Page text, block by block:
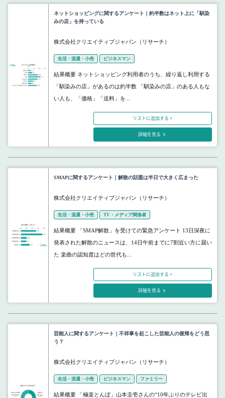
ネットショッピングに関するアンケート｜約半数はネット上に「馴染
みの店」を持っている
株式会社クリエイティブジャパン（リサーチ）
生活・流通・小売 ビジネスマン
結果概要 ネットショッピング利用者のうち、繰り返し利用する
「馴染みの店」があるのは約半数 「馴染みの店」のある人もな
い人も、「価格」「送料」を...
リストに追加する +
詳細を見る
SMAPに関するアンケート｜解散の話題は半日で大きく広まった
株式会社クリエイティブジャパン（リサーチ）
生活・流通・小売 TV・メディア関係者
結果概要 「SMAP解散」を受けての緊急アンケート 13日深夜に
発表された解散のニュースは、14日午前までに7割近い方に届い
た 楽曲の認知度はどの世代も...
リストに追加する +
詳細を見る
芸能人に関するアンケート｜不祥事を起こした芸能人の復帰をどう思
う？
株式会社クリエイティブジャパン（リサーチ）
生活・流通・小売 ビジネスマン ファミリー
結果概要 「極楽とんぼ」山本圭壱さんの“10年ぶりのテレビ出